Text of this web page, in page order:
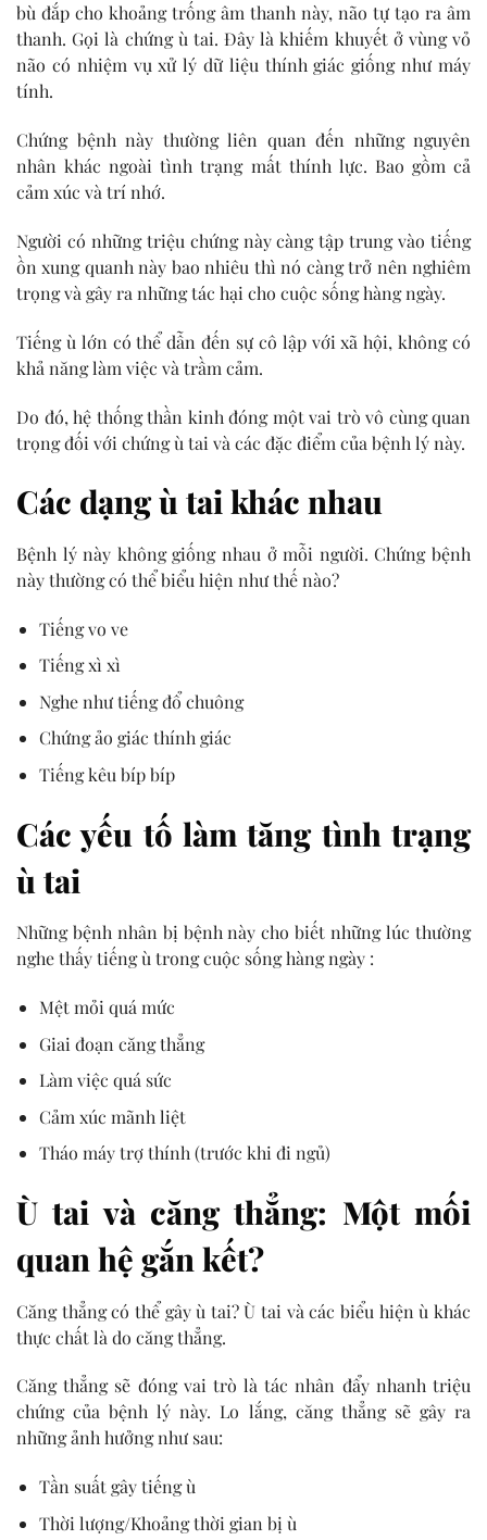
bù đắp cho khoảng trống âm thanh này, não tự tạo ra âm
thanh. Gọi là chứng ù tai. Đây là khiếm khuyết ở vùng vỏ
não có nhiệm vụ xử lý dữ liệu thính giác giống như máy
tính.
Chứng bệnh này thường liên quan đến những nguyên
nhân khác ngoài tình trạng mất thính lực. Bao gồm cả
cảm xúc và trí nhớ.
Người có những triệu chứng này càng tập trung vào tiếng
ồn xung quanh này bao nhiêu thì nó càng trở nên nghiêm
trọng và gây ra những tác hại cho cuộc sống hàng ngày.
Tiếng ù lớn có thể dẫn đến sự cô lập với xã hội, không có
khả năng làm việc và trầm cảm.
Do đó, hệ thống thần kinh đóng một vai trò vô cùng quan
trọng đối với chứng ù tai và các đặc điểm của bệnh lý này.
Các dạng ù tai khác nhau
Bệnh lý này không giống nhau ở mỗi người. Chứng bệnh
này thường có thể biểu hiện như thế nào?
Tiếng vo ve
Tiếng xì xì
Nghe như tiếng đổ chuông
Chứng ảo giác thính giác
Tiếng kêu bíp bíp
Các yếu tố làm tăng tình trạng
ù tai
Những bệnh nhân bị bệnh này cho biết những lúc thường
nghe thấy tiếng ù trong cuộc sống hàng ngày :
Mệt mỏi quá mức
Giai đoạn căng thẳng
Làm việc quá sức
Cảm xúc mãnh liệt
Tháo máy trợ thính (trước khi đi ngủ)
Ù tai và căng thẳng: Một mối
quan hệ gắn kết?
Căng thẳng có thể gây ù tai? Ù tai và các biểu hiện ù khác
thực chất là do căng thẳng.
Căng thẳng sẽ đóng vai trò là tác nhân đẩy nhanh triệu
chứng của bệnh lý này. Lo lắng, căng thẳng sẽ gây ra
những ảnh hưởng như sau:
Tần suất gây tiếng ù
Thời lượng/Khoảng thời gian bị ù